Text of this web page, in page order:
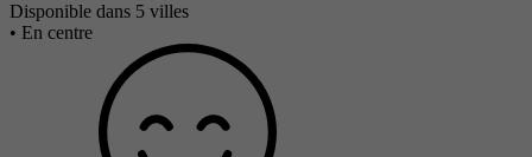
Disponible dans 5 villes
• En centre